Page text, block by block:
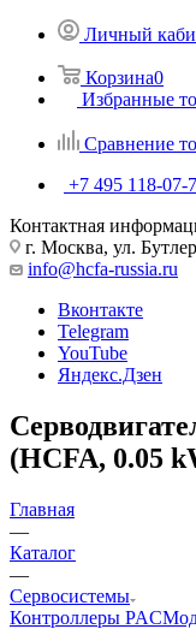
Личный
Корзина0
Избранные
Сравнение
+7 495 118-07-
Контактная
г. Москва, ул.
info@hcfa-russia.ru
Вконтакте
Telegram
YouTube
Яндекс.Дзен
(HCFA, 0.05
Главная
—
Каталог
—
Сервосистемы
Контроллеры PAC